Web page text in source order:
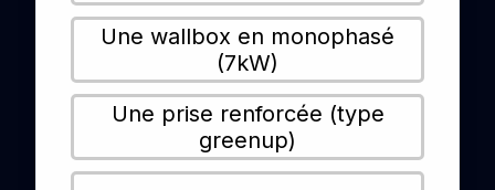
Une wallbox en monophasé
(7kW)
Une prise renforcée (type
greenup)